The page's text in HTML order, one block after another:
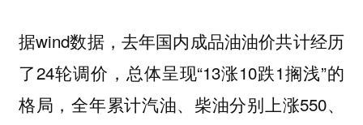
据wind数据，去年国内成品油油价共计经历
了24轮调价，总体呈现“13涨10跌1搁浅”的
格局，全年累计汽油、柴油分别上涨550、